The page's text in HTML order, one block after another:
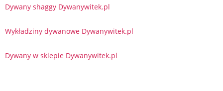
Dywany shaggy Dywanywitek.pl
Wykładziny dywanowe Dywanywitek.pl
Dywany w sklepie Dywanywitek.pl